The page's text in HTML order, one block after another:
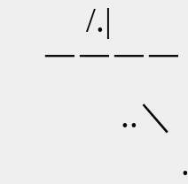
/.|
￣￣￣￣
..＼ /(
.｀ー